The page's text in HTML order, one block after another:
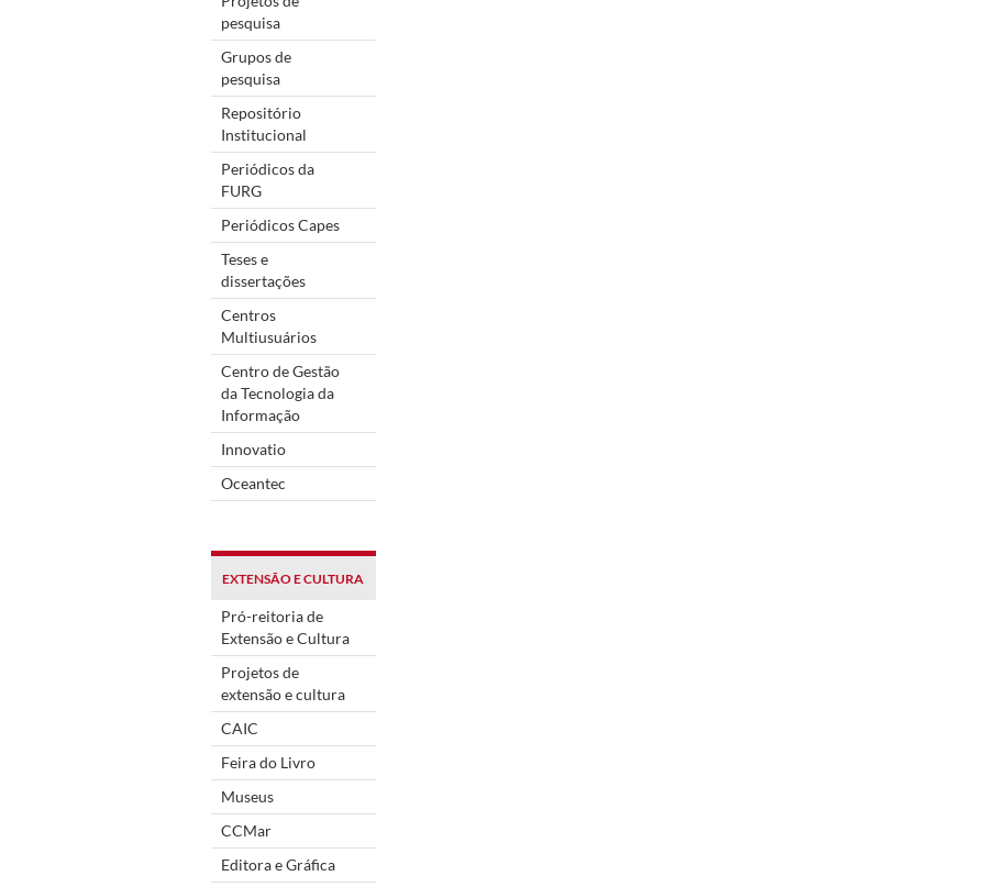
pesquisa
Grupos de
pesquisa
Repositório
Institucional
Periódicos da
FURG
Periódicos Capes
Teses e
dissertações
Centros
Multiusuários
Centro de Gestão
da Tecnologia da
Informação
Innovatio
Oceantec
EXTENSÃO E CULTURA
Pró-reitoria de
Extensão e Cultura
Projetos de
extensão e cultura
CAIC
Feira do Livro
Museus
CCMar
Editora e Gráfica